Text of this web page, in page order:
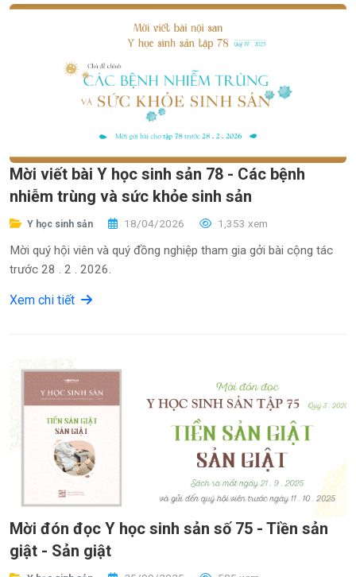
Mời viết bài Y học sinh sản 78 - Các bệnh
nhiễm trùng và sức khỏe sinh sản
Y học sinh sản 18/04/2026 1,353 xem
Mời quý hội viên và quý đồng nghiệp tham gia gởi bài cộng tác
trước 28 . 2 . 2026.
Xem chi tiết
Mời đón đọc Y học sinh sản số 75 - Tiền sản
giật - Sản giật